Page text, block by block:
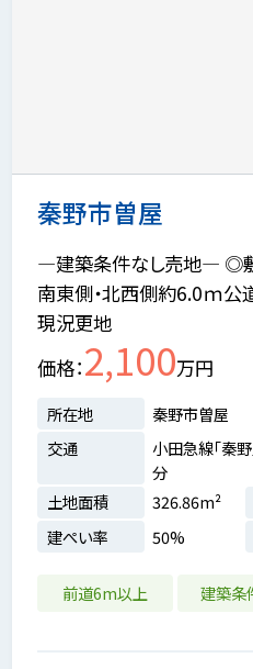
秦野市曽屋
―建築条件なし売地― ◎
南東側・北西側約6.0ｍ
現況更地
価格 2,100万円
所在地
秦野市曽屋
交通
小田急線「秦
分
土地面積
326.86m²
建ぺい率
50%
前道6m以上 建築条